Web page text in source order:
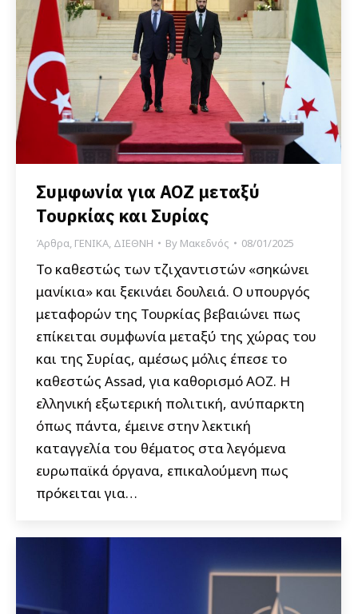
Συμφωνία για ΑΟΖ μεταξύ
Τουρκίας και Συρίας
Άρθρα, ΓΕΝΙΚΑ, ΔΙΕΘΝΗ By Μακεδνός 08/01/2025
Το καθεστώς των τζιχαντιστών «σηκώνει
μανίκια» και ξεκινάει δουλειά. Ο υπουργός
μεταφορών της Τουρκίας βεβαιώνει πως
επίκειται συμφωνία μεταξύ της χώρας του
και της Συρίας, αμέσως μόλις έπεσε το
καθεστώς Assad, για καθορισμό ΑΟΖ. Η
ελληνική εξωτερική πολιτική, ανύπαρκτη
όπως πάντα, έμεινε στην λεκτική
καταγγελία του θέματος στα λεγόμενα
ευρωπαϊκά όργανα, επικαλούμενη πως
πρόκειται για…